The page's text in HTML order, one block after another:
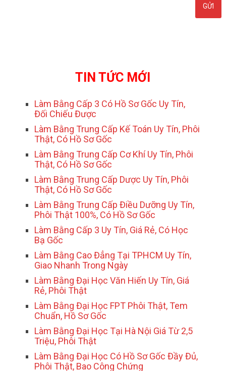
TIN TỨC MỚI
Làm Bằng Cấp 3 Có Hồ Sơ Gốc Uy Tín,
Đối Chiếu Được
Làm Bằng Trung Cấp Kế Toán Uy Tín, Phôi
Thật, Có Hồ Sơ Gốc
Làm Bằng Trung Cấp Cơ Khí Uy Tín, Phôi
Thật, Có Hồ Sơ Gốc
Làm Bằng Trung Cấp Dược Uy Tín, Phôi
Thật, Có Hồ Sơ Gốc
Làm Bằng Trung Cấp Điều Dưỡng Uy Tín,
Phôi Thật 100%, Có Hồ Sơ Gốc
Làm Bằng Cấp 3 Uy Tín, Giá Rẻ, Có Học
Bạ Gốc
Làm Bằng Cao Đẳng Tại TPHCM Uy Tín,
Giao Nhanh Trong Ngày
Làm Bằng Đại Học Văn Hiến Uy Tín, Giá
Rẻ, Phôi Thật
Làm Bằng Đại Học FPT Phôi Thật, Tem
Chuẩn, Hồ Sơ Gốc
Làm Bằng Đại Học Tại Hà Nội Giá Từ 2,5
Triệu, Phôi Thật
Làm Bằng Đại Học Có Hồ Sơ Gốc Đầy Đủ,
Phôi Thật, Bao Công Chứng